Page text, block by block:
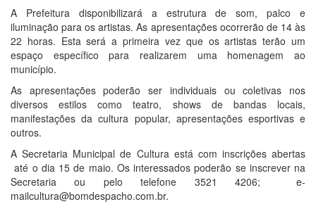
A Prefeitura disponibilizará a estrutura de som, palco e
iluminação para os artistas. As apresentações ocorrerão de 14 às
22 horas. Esta será a primeira vez que os artistas terão um
espaço específico para realizarem uma homenagem ao
município.
As apresentações poderão ser individuais ou coletivas nos
diversos estilos como teatro, shows de bandas locais,
manifestações da cultura popular, apresentações esportivas e
outros.
A Secretaria Municipal de Cultura está com inscrições abertas
até o dia 15 de maio. Os interessados poderão se inscrever na
Secretaria ou pelo telefone 3521 4206; e-
mailcultura@bomdespacho.com.br.